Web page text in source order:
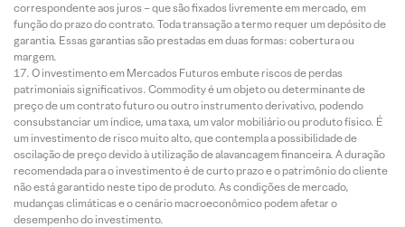
correspondente aos juros – que são fixados livremente em mercado, em
função do prazo do contrato. Toda transação a termo requer um depósito de
garantia. Essas garantias são prestadas em duas formas: cobertura ou
margem.
O investimento em Mercados Futuros embute riscos de perdas
patrimoniais significativos. Commodity é um objeto ou determinante de
preço de um contrato futuro ou outro instrumento derivativo, podendo
consubstanciar um índice, uma taxa, um valor mobiliário ou produto físico. É
um investimento de risco muito alto, que contempla a possibilidade de
oscilação de preço devido à utilização de alavancagem financeira. A duração
recomendada para o investimento é de curto prazo e o patrimônio do cliente
não está garantido neste tipo de produto. As condições de mercado,
mudanças climáticas e o cenário macroeconômico podem afetar o
desempenho do investimento.